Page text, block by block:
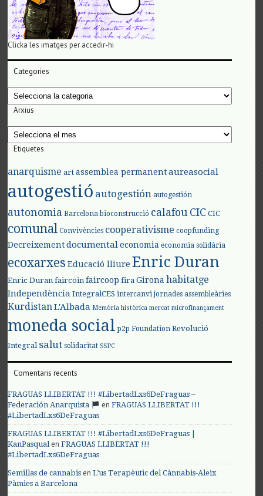
Clicka les imatges per accedir-hi
Categories
Categories
Arxius
Arxius
Etiquetes
anarquisme art assemblea permanent aureasocial
autogestió autogestión autogestión
autonomia Barcelona bioconstrucció calafouCIC CIC
comunal Convivències cooperativisme coopfunding
Decreixement documental economia economia solidària
ecoxarxes Educació lliure Enric Duran
Enric Duran faircoin faircoop fira Girona habitatge
Independència IntegralCES intercanvi jornades assembleàries
KurdistanL'Albada Memòria històrica mercat microfinançament
moneda social p2p Foundation Revolució
Integral salut solidaritat SSPC
Comentaris recents
FRAGUAS LLIBERTAT !!! #LibertadLxs6DeFraguas –
Federación Anarquista
enFRAGUAS LLIBERTAT !!!
#LibertadLxs6DeFraguas
FRAGUAS LLIBERTAT !!! #LibertadLxs6DeFraguas |
KanPasqualenFRAGUAS LLIBERTAT !!!
#LibertadLxs6DeFraguas
Semillas de cannabis enL’us Terapèutic del Cànnabis-Aleix
Pàmies a Barcelona